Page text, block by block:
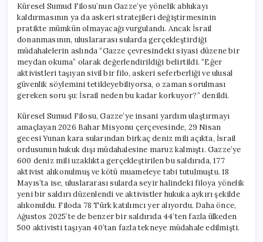
Küresel Sumud Filosu’nun Gazze’ye yönelik ablukayı
kaldırmasının ya da askeri stratejileri değiştirmesinin
pratikte mümkün olmayacağı vurgulandı. Ancak İsrail
donanmasının, uluslararası sularda gerçekleştirdiği
müdahalelerin aslında “Gazze çevresindeki siyasi düzene bir
meydan okuma” olarak değerlendirildiği belirtildi. “Eğer
aktivistleri taşıyan sivil bir filo, askeri seferberliği ve ulusal
güvenlik söylemini tetikleyebiliyorsa, o zaman sorulması
gereken soru şu: İsrail neden bu kadar korkuyor?” denildi.
Küresel Sumud Filosu, Gazze’ye insani yardım ulaştırmayı
amaçlayan 2026 Bahar Misyonu çerçevesinde, 29 Nisan
gecesi Yunan kara sularından birkaç deniz mili açıkta, İsrail
ordusunun hukuk dışı müdahalesine maruz kalmıştı. Gazze’ye
600 deniz mili uzaklıkta gerçekleştirilen bu saldırıda, 177
aktivist alıkonulmuş ve kötü muameleye tabi tutulmuştu. 18
Mayıs’ta ise, uluslararası sularda seyir halindeki filoya yönelik
yeni bir saldırı düzenlendi ve aktivistler hukuka aykırı şekilde
alıkonuldu. Filoda 78 Türk katılımcı yer alıyordu. Daha önce,
Ağustos 2025’te de benzer bir saldırıda 44’ten fazla ülkeden
500 aktivisti taşıyan 40’tan fazla tekneye müdahale edilmişti.